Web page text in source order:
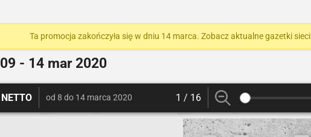
Ta promocja zakończyła się w dniu 14 marca. Zobacz aktualne gazetki sieci
09 - 14 mar 2020
NETTO od 8 do 14 marca 2020 1 / 16